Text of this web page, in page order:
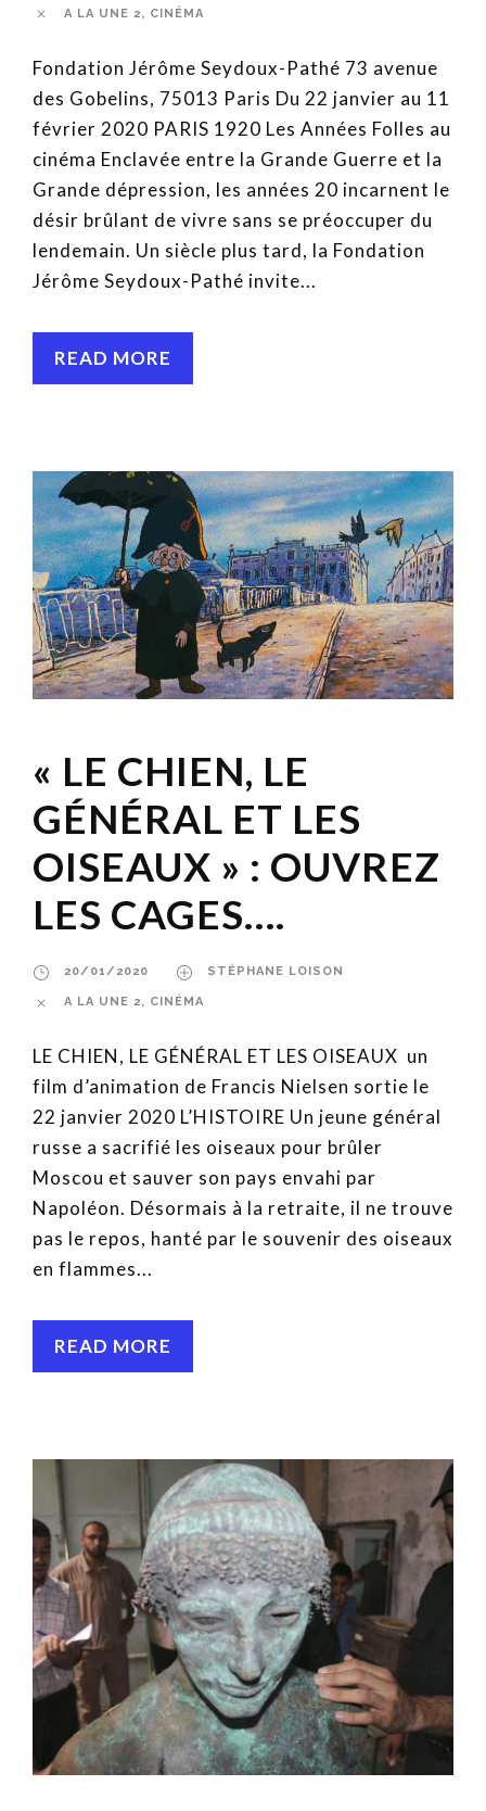
A LA UNE 2, CINÉMA
Fondation Jérôme Seydoux-Pathé 73 avenue
des Gobelins, 75013 Paris Du 22 janvier au 11
février 2020 PARIS 1920 Les Années Folles au
cinéma Enclavée entre la Grande Guerre et la
Grande dépression, les années 20 incarnent le
désir brûlant de vivre sans se préoccuper du
lendemain. Un siècle plus tard, la Fondation
Jérôme Seydoux-Pathé invite...
READ MORE
« LE CHIEN, LE
GÉNÉRAL ET LES
OISEAUX » : OUVREZ
LES CAGES….
20/01/2020 STÉPHANE LOISON
A LA UNE 2, CINÉMA
LE CHIEN, LE GÉNÉRAL ET LES OISEAUX un
film d’animation de Francis Nielsen sortie le
22 janvier 2020 L’HISTOIRE Un jeune général
russe a sacrifié les oiseaux pour brûler
Moscou et sauver son pays envahi par
Napoléon. Désormais à la retraite, il ne trouve
pas le repos, hanté par le souvenir des oiseaux
en flammes...
READ MORE